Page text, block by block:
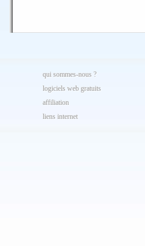
qui sommes-nous ?
logiciels web gratuits
affiliation
liens internet